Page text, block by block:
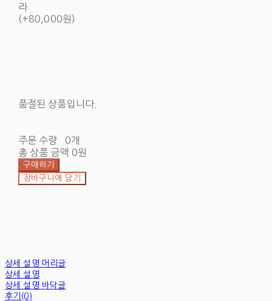
라
(+80,000원)
품절된 상품입니다.
주문 수량
0개
총 상품 금액 0원
구매하기
장바구니에 담기
상세 설명 머리글
상세 설명
상세 설명 바닥글
후기(0)